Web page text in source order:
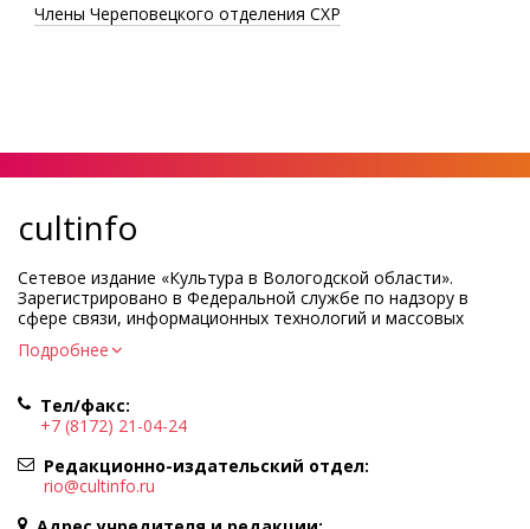
Члены Череповецкого отделения СХР
cultinfo
Сетевое издание «Культура в Вологодской области».
Зарегистрировано в Федеральной службе по надзору в
сфере связи, информационных технологий и массовых
коммуникаций.
Регистрационный номер и дата принятия решения о
Учредитель КУ ВО «Информационно-аналитический центр
культуры»
Адрес учредителя и редакции: 160000, Вологодская обл., г.
Вологда, ул. Марии Ульяновой, д.10
Главный редактор — Легчанова Елена Григорьевна
Подробнее
Тел/факс:
+7 (8172) 21-04-24
Редакционно-издательский отдел:
rio@cultinfo.ru